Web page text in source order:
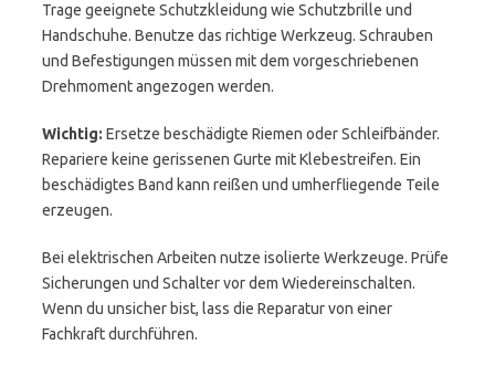
Trage geeignete Schutzkleidung wie Schutzbrille und
Handschuhe. Benutze das richtige Werkzeug. Schrauben
und Befestigungen müssen mit dem vorgeschriebenen
Drehmoment angezogen werden.
Wichtig: Ersetze beschädigte Riemen oder Schleifbänder.
Repariere keine gerissenen Gurte mit Klebestreifen. Ein
beschädigtes Band kann reißen und umherfliegende Teile
erzeugen.
Bei elektrischen Arbeiten nutze isolierte Werkzeuge. Prüfe
Sicherungen und Schalter vor dem Wiedereinschalten.
Wenn du unsicher bist, lass die Reparatur von einer
Fachkraft durchführen.